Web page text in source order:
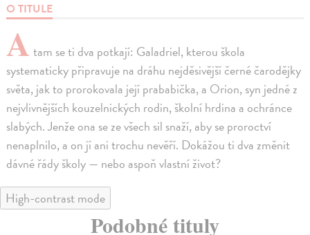
O TITULE
A tam se ti dva potkají: Galadriel, kterou škola
systematicky připravuje na dráhu nejděsivější černé čarodějky
světa, jak to prorokovala její prababička, a Orion, syn jedné z
nejvlivnějších kouzelnických rodin, školní hrdina a ochránce
slabých. Jenže ona se ze všech sil snaží, aby se proroctví
nenaplnilo, a on jí ani trochu nevěří. Dokážou ti dva změnit
dávné řády školy — nebo aspoň vlastní život?
High-contrast mode
Podobné tituly